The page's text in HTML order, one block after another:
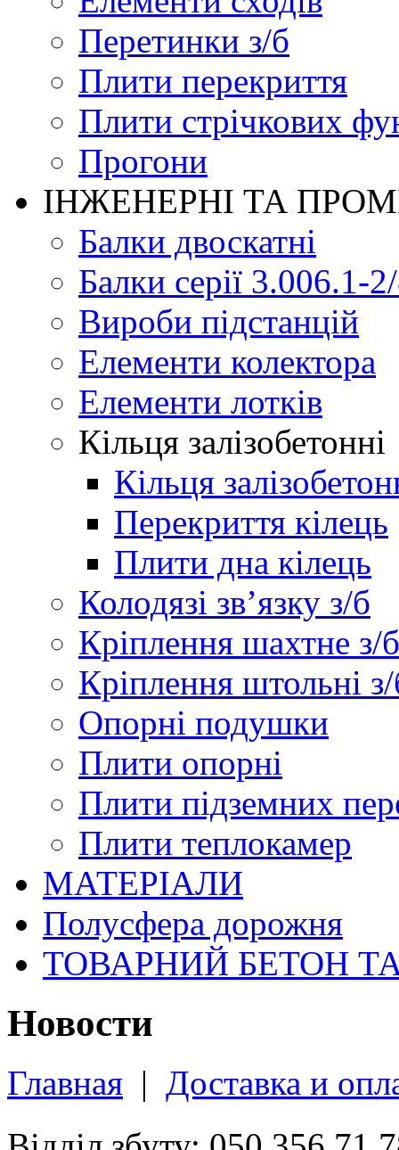
Перетинки з/б
Плити перекриття
Плити стрічкових
Прогони
ІНЖЕНЕРНІ ТА
Балки двоскатні
Балки серії 3.006.1-
Вироби підстанцій
Елементи колектора
Елементи лотків
Кільця залізобетонні
Кільця
Перекриття кілець
Плити дна кілець
Колодязі зв’язку з/б
Кріплення шахтне з/б
Кріплення штольні
Опорні подушки
Плити опорні
Плити підземних
Плити теплокамер
МАТЕРІАЛИ
Полусфера дорожня
ТОВАРНИЙ БЕТОН
Новости
Главная | Доставка и